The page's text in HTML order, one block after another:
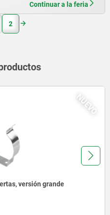
Continuar a la feria
2
NUEVO
con carros guía